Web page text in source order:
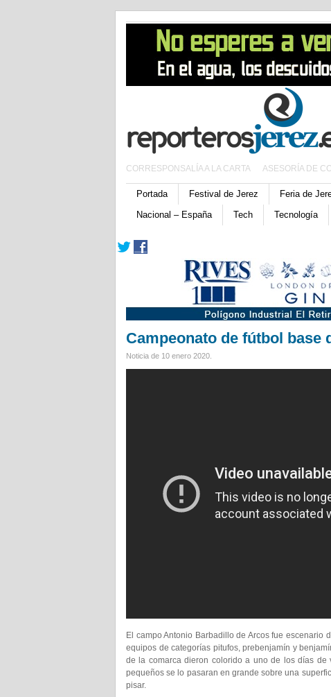
CORRESPONSALÍA A LA CARTA ASESORÍA DE
Portada Festival de Jerez Feria de
Nacional – España
Tech Tecnología
Campeonato de fútbol base
Noticia de 10 enero 2020.
El campo Antonio Barbadillo de Arcos fue
equipos de categorías pitufos, prebenjamín y
de la comarca dieron colorido a uno de los días de
pequeños se lo pasaran en grande sobre una
pisar.